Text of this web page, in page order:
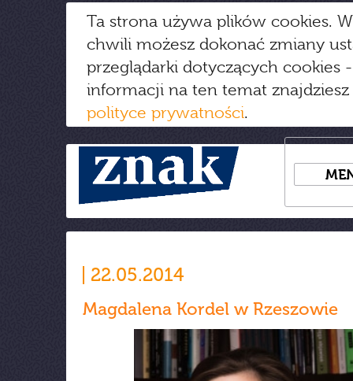
Ta strona używa plików cookies.
chwili możesz dokonać zmiany
przeglądarki dotyczących cookies
informacji na ten temat
polityce prywatności.
22.05.2014
Magdalena Kordel w Rzeszowie